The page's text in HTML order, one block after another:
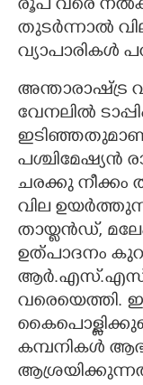
രൂപ വരെ
തുടർന്നാൽ
വ്യാപാരികൾ
അന്താരാഷ്ട്ര
വേനലിൽ
ഇടിഞ്ഞതുമാണ്
പശ്ചിമേഷ്യൻ
ചരക്കു നീക്കം
വില
തായ്ലൻഡ്,
ഉത്പാദനം
ആർ.എസ്.എസ്
വരെയെത്തി.
കമ്പനികൾ